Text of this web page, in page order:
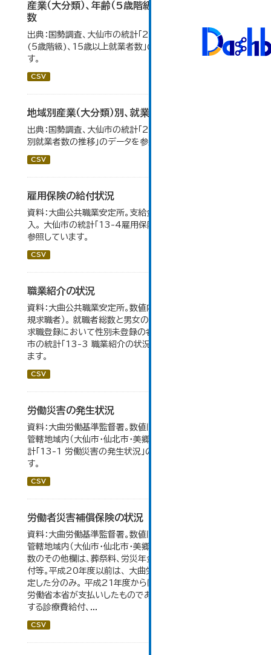
産業（大分類）、年齢（5歳階級）、15歳以上就業者
数
出典：国勢調査、大仙市の統計「2-7 産業(大分類)、年齢
(5歳階級)、15歳以上就業者数」のデータを参照していま
す。
CSV
地域別産業（大分類）別、就業者数
出典：国勢調査、大仙市の統計「2-8 地域別産業（大分類）
別就業者数の推移」のデータを参照しています。
CSV
雇用保険の給付状況
資料：大曲公共職業安定所。支給金額の千円未満は四捨五
入。 大仙市の統計「13-4雇用保険の給付状況」のデータを
参照しています。
CSV
職業紹介の状況
資料：大曲公共職業安定所。数値内の就職率は（就職者/新
規求職者）。 就職者総数と男女の合計が一致しないのは、
求職登録において性別未登録の者も含まれるため。 大仙
市の統計「13-3 職業紹介の状況」のデータを参照してい
ます。
CSV
労働災害の発生状況
資料：大曲労働基準監督署。数値は大曲労働基準監督署の
管轄地域内（大仙市・仙北市・美郷町）の合計。 大仙市の統
計「13-1 労働災害の発生状況」のデータを参照していま
す。
CSV
労働者災害補償保険の状況
資料：大曲労働基準監督署。数値は大曲労働基準監督署の
管轄地域内（大仙市・仙北市・美郷町）の合計。 保険給付件
数のその他欄は、葬祭料、労災年金受給者への介護補償給
付等。平成20年度以前は、 大曲労働基準監督署が支給決
定した分のみ。 平成21年度からは、業務集中化により厚生
労働省本省が支払いしたものであり、指定医療機関等に対
する診療費給付、...
CSV